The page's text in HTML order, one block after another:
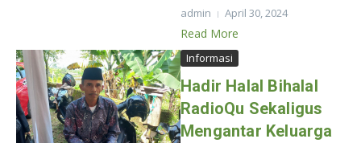
admin April 30, 2024
Read More
Informasi
Hadir Halal Bihalal
RadioQu Sekaligus
Mengantar Keluarga